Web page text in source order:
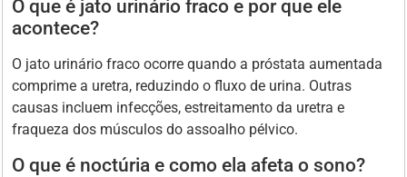
O que é jato urinário fraco e por que ele
acontece?
O jato urinário fraco ocorre quando a próstata aumentada
comprime a uretra, reduzindo o fluxo de urina. Outras
causas incluem infecções, estreitamento da uretra e
fraqueza dos músculos do assoalho pélvico.
O que é noctúria e como ela afeta o sono?